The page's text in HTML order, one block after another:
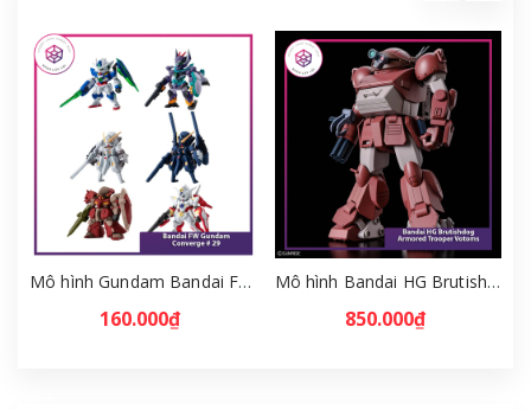
Mô hình Gundam Bandai FW Gundam Converge # 29 Full Set [GDB] [FCH]
160.000₫
Mô hình Bandai HG Brutishdog - Armored Trooper Votoms [GDB] [BHG]
850.000₫